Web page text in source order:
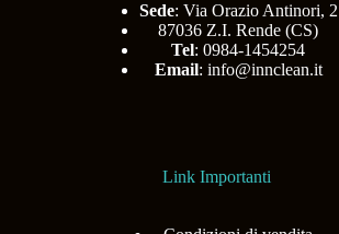
Sede: Via Orazio Antinori, 2
87036 Z.I. Rende (CS)
Tel: 0984-1454254
Email: info@innclean.it
Link Importanti